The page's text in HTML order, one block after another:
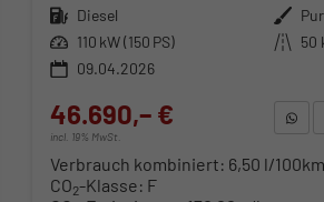
Kraftstoff Diesel Außenfarbe
Leistung 110 kW (150 PS) Kilometerstand 50
09.04.2026
46.690,– €
incl. 19% MwSt.
Verbrauch kombiniert: 6,50 l/100km
CO2-Klasse: F